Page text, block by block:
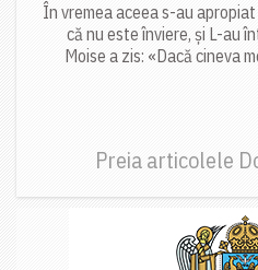
În vremea aceea s-au
că nu este înviere, și L-au
Moise a zis: «Dacă cineva
Preia articolele